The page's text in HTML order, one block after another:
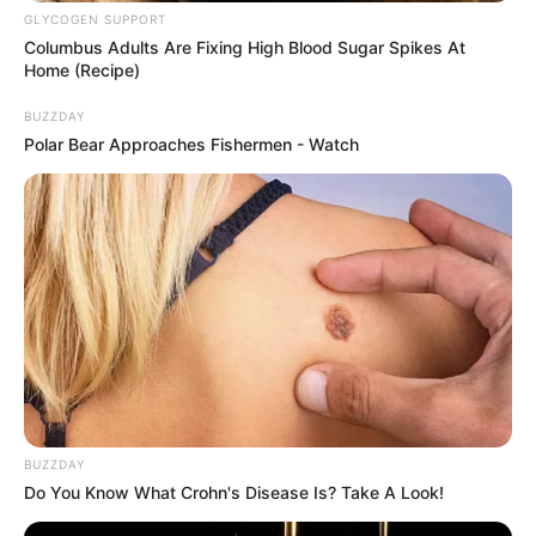
Fenchel harmoniert hervorragend mit Fisch.
Schneide eine Fenchelknolle in dünne Scheiben,
lege sie unter die Dorade und backe alles
zusammen. Das Gemüse karamellisiert leicht
und gibt ein dezentes Anisaroma.
Praktische Tipps für ein
perfektes Ergebnis
Frische erkennen
sollten glänzend und klar sein.
GLYCOGEN SUPPORT
Columbus Adults Are Fixing High Blood Sugar Spikes At
Home (Recipe)
BUZZDAY
Polar Bear Approaches Fishermen - Watch
BUZZDAY
Do You Know What Crohn's Disease Is? Take A Look!